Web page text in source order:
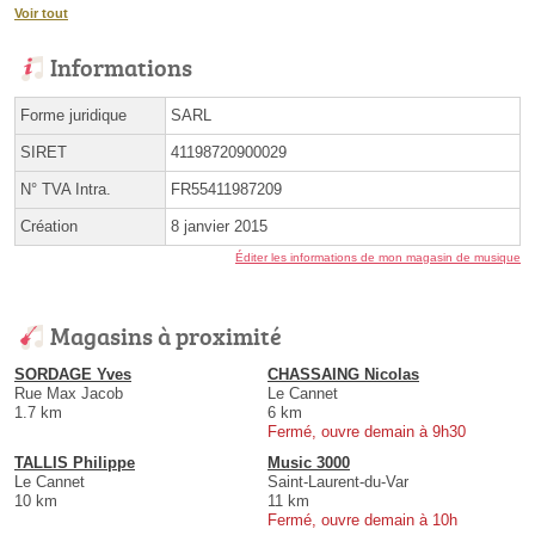
Voir tout
Informations
Forme juridique SARL
SIRET 41198720900029
N° TVA Intra. FR55411987209
Création 8 janvier 2015
Éditer les informations de mon magasin de musique
Magasins à proximité
SORDAGE Yves
Rue Max Jacob
1.7 km
CHASSAING Nicolas
Le Cannet
6 km
Fermé, ouvre demain à 9h30
TALLIS Philippe
Le Cannet
10 km
Music 3000
Saint-Laurent-du-Var
11 km
Fermé, ouvre demain à 10h